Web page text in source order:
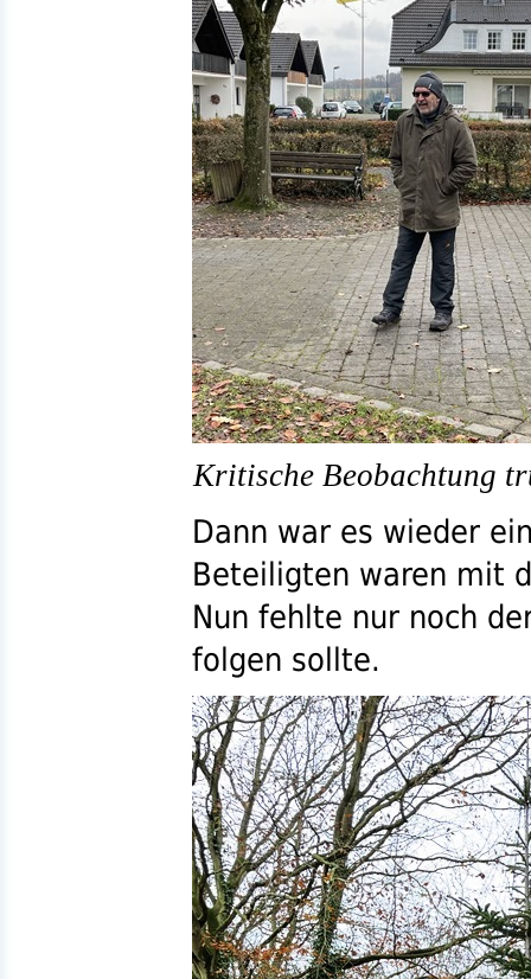
Kritische Beobachtung
Dann war es wieder
Beteiligten waren mit
Nun fehlte nur noch
folgen sollte.